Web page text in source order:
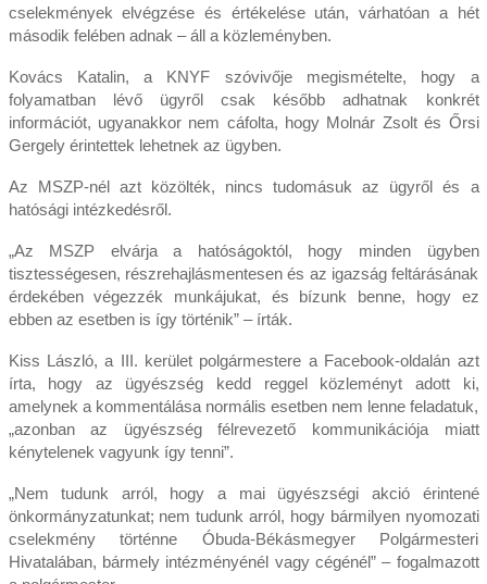
cselekmények elvégzése és értékelése után, várhatóan a hét
második felében adnak – áll a közleményben.
Kovács Katalin, a KNYF szóvivője megismételte, hogy a
folyamatban lévő ügyről csak később adhatnak konkrét
információt, ugyanakkor nem cáfolta, hogy Molnár Zsolt és Őrsi
Gergely érintettek lehetnek az ügyben.
Az MSZP-nél azt közölték, nincs tudomásuk az ügyről és a
hatósági intézkedésről.
„Az MSZP elvárja a hatóságoktól, hogy minden ügyben
tisztességesen, részrehajlásmentesen és az igazság feltárásának
érdekében végezzék munkájukat, és bízunk benne, hogy ez
ebben az esetben is így történik” – írták.
Kiss László, a III. kerület polgármestere a Facebook-oldalán azt
írta, hogy az ügyészség kedd reggel közleményt adott ki,
amelynek a kommentálása normális esetben nem lenne feladatuk,
„azonban az ügyészség félrevezető kommunikációja miatt
kénytelenek vagyunk így tenni”.
„Nem tudunk arról, hogy a mai ügyészségi akció érintené
önkormányzatunkat; nem tudunk arról, hogy bármilyen nyomozati
cselekmény történne Óbuda-Békásmegyer Polgármesteri
Hivatalában, bármely intézményénél vagy cégénél” – fogalmazott